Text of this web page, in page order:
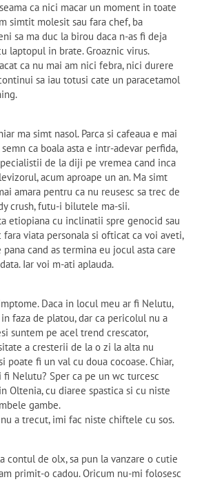
ca nici macar un moment in toate
simtit molesit sau fara chef, ba
sa ma duc la birou daca n-as fi deja
laptopul in brate. Groaznic virus.
ca nu mai am nici febra, nici durere
sa iau totusi cate un paracetamol
ma simt nasol. Parca si cafeaua e mai
ca boala asta e intr-adevar perfida,
de la diji pe vremea cand inca
acum aproape un an. Ma simt
amara pentru ca nu reusesc sa trec de
crush, futu-i bilutele ma-sii.
etiopiana cu inclinatii spre genocid sau
fara viata personala si ofticat ca voi aveti,
cand as termina eu jocul asta care
Iar voi m-ati aplauda.
Daca in locul meu ar fi Nelutu,
faza de platou, dar ca pericolul nu a
suntem pe acel trend crescator,
a cresterii de la o zi la alta nu
poate fi un val cu doua cocoase. Chiar,
Nelutu? Sper ca pe un wc turcesc
Oltenia, cu diaree spastica si cu niste
gambe.
a trecut, imi fac niste chiftele cu sos.
contul de olx, sa pun la vanzare o cutie
primit-o cadou. Oricum nu-mi folosesc